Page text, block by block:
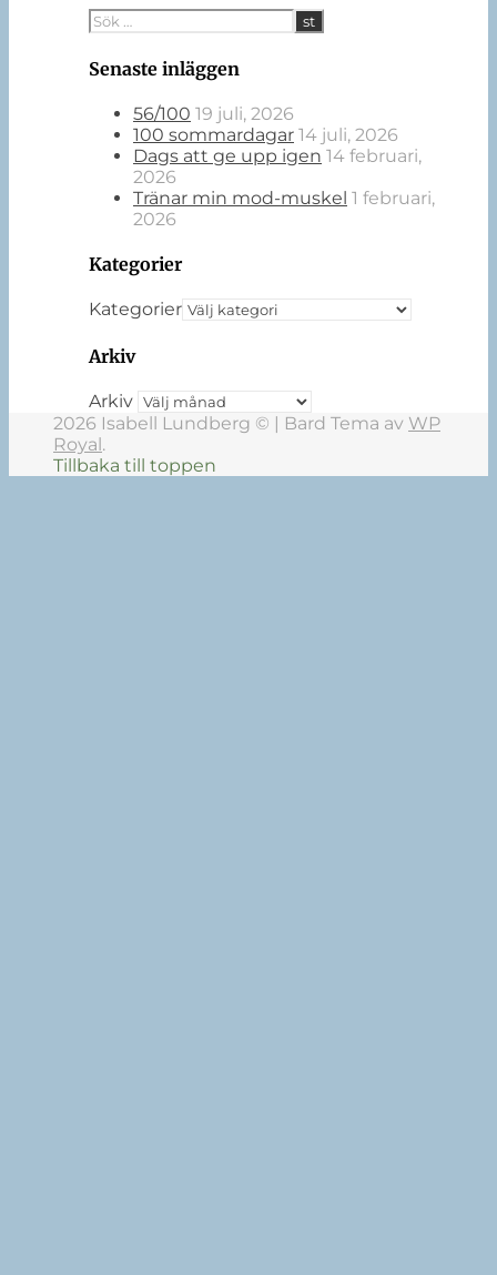
Senaste inläggen
56/100 19 juli, 2026
100 sommardagar 14 juli, 2026
Dags att ge upp igen 14 februari,
2026
Tränar min mod-muskel 1 februari,
2026
Kategorier
Kategorier
Arkiv
Arkiv
2026 Isabell Lundberg © | Bard Tema av WP
Royal.
Tillbaka till toppen